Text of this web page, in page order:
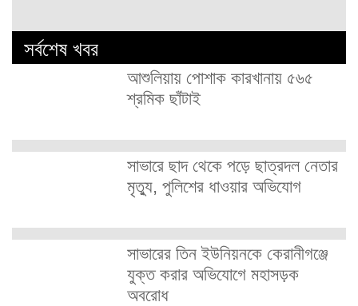
সর্বশেষ খবর
আশুলিয়ায় পোশাক কারখানায় ৫৬৫
শ্রমিক ছাঁটাই
সাভারে ছাদ থেকে পড়ে ছাত্রদল নেতার
মৃত্যু, পুলিশের ধাওয়ার অভিযোগ
সাভারের তিন ইউনিয়নকে কেরানীগঞ্জে
যুক্ত করার অভিযোগে মহাসড়ক
অবরোধ